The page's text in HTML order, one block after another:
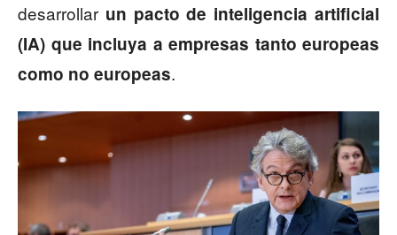
desarrollar un pacto de inteligencia artificial
(IA) que incluya a empresas tanto europeas
como no europeas.